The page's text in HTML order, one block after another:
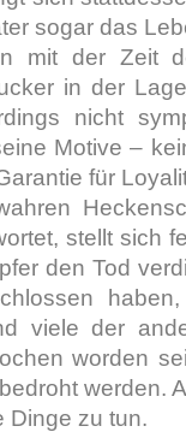
sogar das
mit der Zeit
in der
nicht
Motive –
für
stellt sich
den Tod
viele der
worden
werden.
Dinge zu tun.